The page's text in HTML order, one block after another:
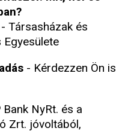
Társasházak és
- Kérdezzen Ön is
NyRt. és a
Zrt. jóvoltából,